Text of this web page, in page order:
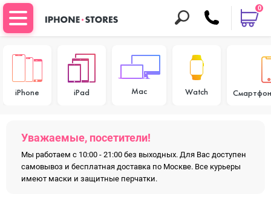
0
iPhone iPad Mac Watch
Уважаемые, посетители!
Мы работаем с 10:00 - 21:00 без выходных. Для Вас доступен
самовывоз и бесплатная доставка по Москве. Все курьеры
имеют маски и защитные перчатки.